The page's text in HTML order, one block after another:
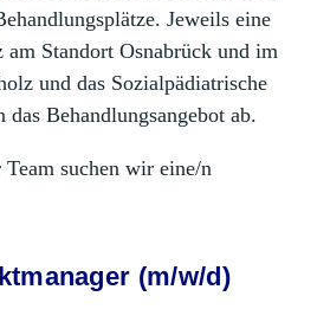
Jeweils eine
am Standort Osnabrück und im
und das Sozialpädiatrische
das Behandlungsangebot ab.
Team suchen wir eine/n
(m/w/d)